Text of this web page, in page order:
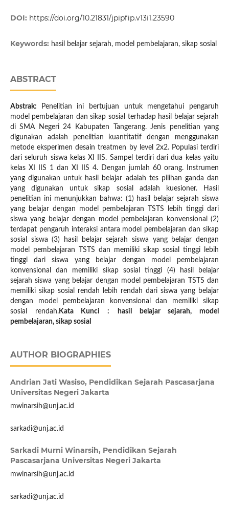
DOI: https://doi.org/10.21831/jpipfip.v13i1.23590
Keywords: hasil belajar sejarah, model pembelajaran, sikap sosial
ABSTRACT
Abstrak:
Penelitian ini bertujuan untuk mengetahui pengaruh
model pembelajaran dan sikap sosial terhadap hasil belajar sejarah
di SMA Negeri 24 Kabupaten Tangerang. Jenis penelitian yang
digunakan adalah penelitian kuantitatif dengan menggunakan
metode eksperimen desain treatmen by level 2x2. Populasi terdiri
dari seluruh siswa kelas XI IIS. Sampel terdiri dari dua kelas yaitu
kelas XI IIS 1 dan XI IIS 4. Dengan jumlah 60 orang. Instrumen
yang digunakan untuk hasil belajar adalah tes pilihan ganda dan
yang digunakan untuk sikap sosial adalah kuesioner. Hasil
penelitian ini menunjukkan bahwa: (1) hasil belajar sejarah siswa
yang belajar dengan model pembelajaran TSTS lebih tinggi dari
siswa yang belajar dengan model pembelajaran konvensional (2)
terdapat pengaruh interaksi antara model pembelajaran dan sikap
sosial siswa (3) hasil belajar sejarah siswa yang belajar dengan
model pembelajaran TSTS dan memiliki sikap sosial tinggi lebih
tinggi dari siswa yang belajar dengan model pembelajaran
konvensional dan memiliki sikap sosial tinggi (4) hasil belajar
sejarah siswa yang belajar dengan model pembelajaran TSTS dan
memiliki sikap sosial rendah lebih rendah dari siswa yang belajar
dengan model pembelajaran konvensional dan memiliki sikap
sosial rendah.Kata Kunci :
hasil belajar sejarah, model
pembelajaran, sikap sosial
AUTHOR BIOGRAPHIES
Andrian Jati Wasiso, Pendidikan Sejarah Pascasarjana
Universitas Negeri Jakarta
mwinarsih@unj.ac.id
sarkadi@unj.ac.id
Sarkadi Murni Winarsih, Pendidikan Sejarah
Pascasarjana Universitas Negeri Jakarta
mwinarsih@unj.ac.id
sarkadi@unj.ac.id